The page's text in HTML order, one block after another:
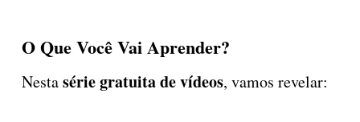
O Que Você Vai Aprender?
Nestasérie gratuita de vídeos, vamos revelar: